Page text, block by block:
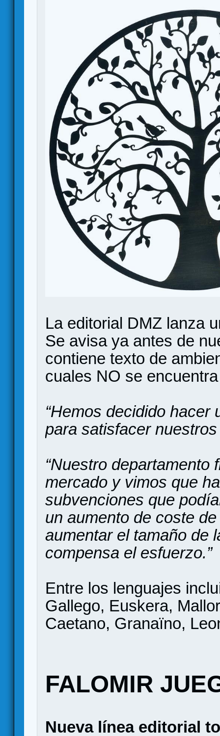
La editorial DMZ lanza
Se avisa ya antes de
contiene texto de
cuales NO se
“Hemos decidido hacer
para satisfacer nuestros
“Nuestro departamento
mercado y vimos que
subvenciones que
un aumento de coste
aumentar el tamaño de
compensa el esfuerzo.”
Entre los lenguajes
Gallego, Euskera,
Caetano, Granaïno,
FALOMIR
Nueva línea editorial